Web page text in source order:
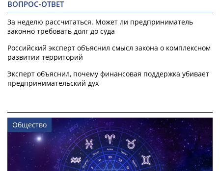
ВОПРОС-ОТВЕТ
За неделю рассчитаться. Может ли предприниматель
законно требовать долг до суда
Российский эксперт объяснил смысл закона о комплексном
развитии территорий
Эксперт объяснил, почему финансовая поддержка убивает
предпринимательский дух
Общество